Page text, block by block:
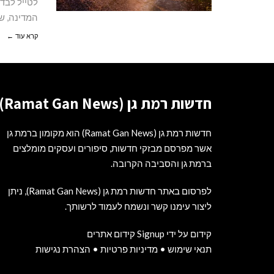
המדינה,
קרא עוד ←
חדשות רמת גן (Ramat Gan News)
חדשות רמת גן (Ramat Gan News) הוא מקומון ברמת גן
אשר מפרסם מבזקי חדשות, סיפורים ועסקים מומלצים
ברמת גן והסביבה הקרובה.
לפרסום באתר חדשות רמת גן (Ramat Gan News), ניתן
ליצור עימנו קשר ונשמח לעמוד לרשותך.
קידום על ידי Signup קידום אתרים
תנאי שימוש • מדיניות פרטיות • הצהרת נגישות